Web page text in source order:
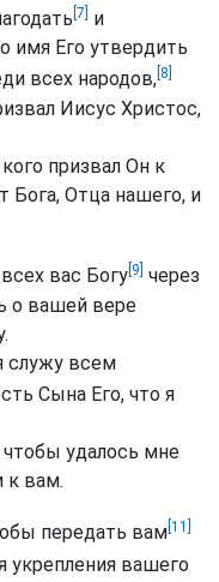
[7]
и
имя Его утвердить
всех народов, [8]
Иисус Христос,
призвал Он к
Бога, Отца нашего, и
вас Богу [9] через
о вашей вере
служу всем
Сына Его, что я
удалось мне
к вам.
передать вам [11]
укрепления вашего